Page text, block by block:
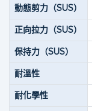
動態剪力（SUS）
正向拉力（SUS）
保持力（SUS）
耐溫性
耐化學性